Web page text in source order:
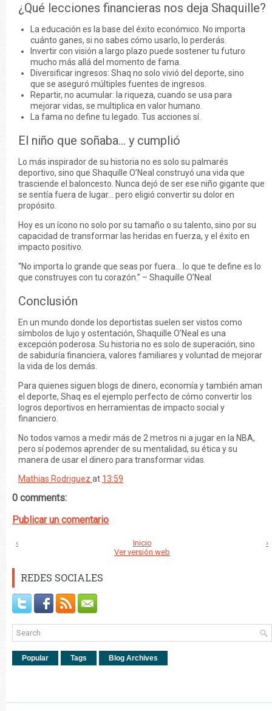
¿Qué lecciones financieras nos deja Shaquille?
La educación es la base del éxito económico. No importa
cuánto ganes, si no sabes cómo usarlo, lo perderás.
Invertir con visión a largo plazo puede sostener tu futuro
mucho más allá del momento de fama.
Diversificar ingresos: Shaq no solo vivió del deporte, sino
que se aseguró múltiples fuentes de ingresos.
Repartir, no acumular: la riqueza, cuando se usa para
mejorar vidas, se multiplica en valor humano.
La fama no define tu legado. Tus acciones sí.
El niño que soñaba… y cumplió
Lo más inspirador de su historia no es solo su palmarés
deportivo, sino que Shaquille O’Neal construyó una vida que
trasciende el baloncesto. Nunca dejó de ser ese niño gigante que
se sentía fuera de lugar… pero eligió convertir su dolor en
propósito.
Hoy es un ícono no solo por su tamaño o su talento, sino por su
capacidad de transformar las heridas en fuerza, y el éxito en
impacto positivo.
“No importa lo grande que seas por fuera… lo que te define es lo
que construyes con tu corazón.” – Shaquille O’Neal
Conclusión
En un mundo donde los deportistas suelen ser vistos como
símbolos de lujo y ostentación, Shaquille O’Neal es una
excepción poderosa. Su historia no es solo de superación, sino
de sabiduría financiera, valores familiares y voluntad de mejorar
la vida de los demás.
Para quienes siguen blogs de dinero, economía y también aman
el deporte, Shaq es el ejemplo perfecto de cómo convertir los
logros deportivos en herramientas de impacto social y
financiero.
No todos vamos a medir más de 2 metros ni a jugar en la NBA,
pero sí podemos aprender de su mentalidad, su ética y su
manera de usar el dinero para transformar vidas.
Mathias Rodriguez at 13:59
0 comments:
Publicar un comentario
‹ ›
Inicio
Ver versión web
REDES SOCIALES
Popular Tags Blog Archives